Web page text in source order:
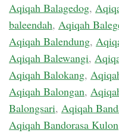
Aqiqah Balagedog,
baleendah, Aqiqah
Aqiqah Balendung,
Aqiqah Balewangi,
Aqiqah Balokang,
Aqiqah Balongan,
Balongsari, Aqiqah
Aqiqah Bandorasa Kulon